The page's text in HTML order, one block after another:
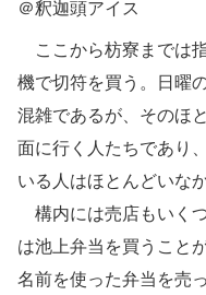
＠釈迦頭アイス
ここから枋寮までは
機で切符を買う。日曜
混雑であるが、そのほ
面に行く人たちであり
いる人はほとんどいな
構内には売店もいく
は池上弁当を買うこと
名前を使った弁当を売